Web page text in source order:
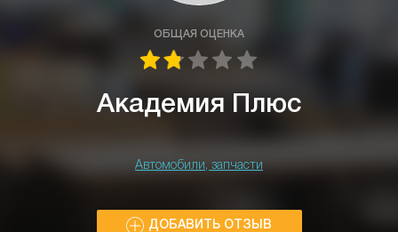
ОБЩАЯ ОЦЕНКА
Академия Плюс
Автомобили, запчасти
ДОБАВИТЬ ОТЗЫВ